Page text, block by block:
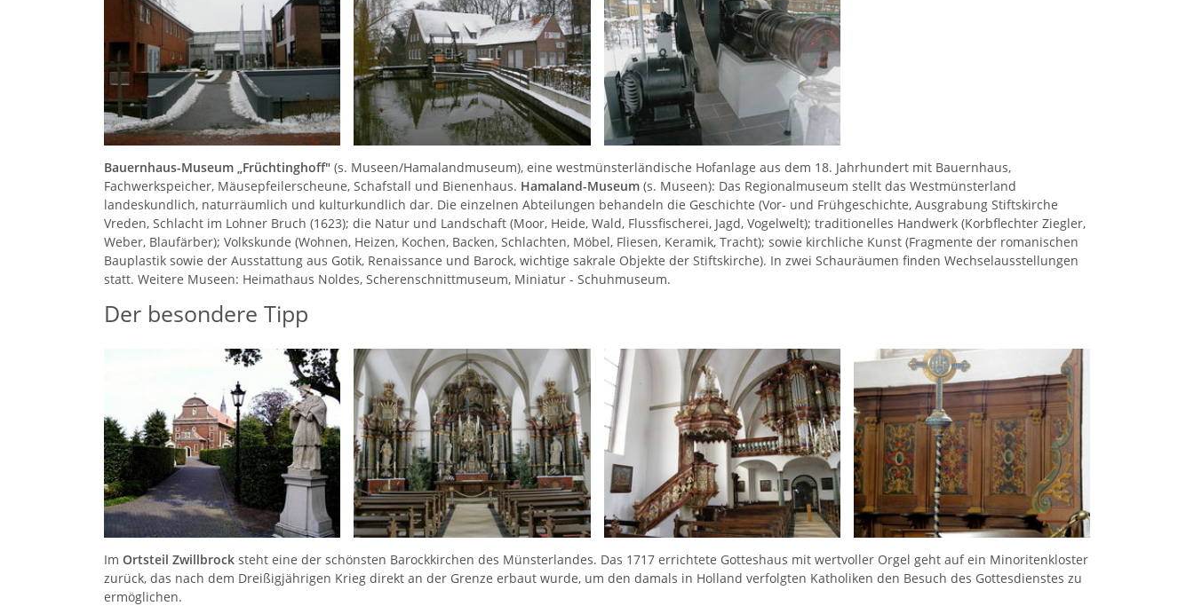
Bauernhaus-Museum „Früchtinghoff" (s. Museen/Hamalandmuseum), eine westmünsterländische Hofanlage aus dem 18. Jahrhundert mit Bauernhaus,
Fachwerkspeicher, Mäusepfeilerscheune, Schafstall und Bienenhaus. Hamaland-Museum (s. Museen): Das Regionalmuseum stellt das Westmünsterland
landeskundlich, naturräumlich und kulturkundlich dar. Die einzelnen Abteilungen behandeln die Geschichte (Vor- und Frühgeschichte, Ausgrabung Stiftskirche
Vreden, Schlacht im Lohner Bruch (1623); die Natur und Landschaft (Moor, Heide, Wald, Flussfischerei, Jagd, Vogelwelt); traditionelles Handwerk (Korbflechter Ziegler,
Weber, Blaufärber); Volkskunde (Wohnen, Heizen, Kochen, Backen, Schlachten, Möbel, Fliesen, Keramik, Tracht); sowie kirchliche Kunst (Fragmente der romanischen
Bauplastik sowie der Ausstattung aus Gotik, Renaissance und Barock, wichtige sakrale Objekte der Stiftskirche). In zwei Schauräumen finden Wechselausstellungen
statt. Weitere Museen: Heimathaus Noldes, Scherenschnittmuseum, Miniatur - Schuhmuseum.
Der besondere Tipp
Im Ortsteil Zwillbrock steht eine der schönsten Barockkirchen des Münsterlandes. Das 1717 errichtete Gotteshaus mit wertvoller Orgel geht auf ein Minoritenkloster
zurück, das nach dem Dreißigjährigen Krieg direkt an der Grenze erbaut wurde, um den damals in Holland verfolgten Katholiken den Besuch des Gottesdienstes zu
ermöglichen.